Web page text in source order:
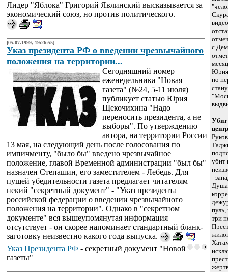
Лидер "Яблока" Григорий Явлинский высказывается за
экономический союз, но против политического.
[05.07.1999, 19:26:55]
Указ президента РФ о введении чрезвычайного
положения на территории...
Сегодняшний номер
еженедельника "Новая
газета" (№24, 5-11 июля)
публикует статью Юрия
Щекочихина "Надо
переносить президента, а не
выборы". По утверждению
автора, на территории России
13 мая, на следующий день после голосования по
импичменту, "было бы" введено чрезвычайное
положение, главой Временной администрации "был бы"
назначен Степашин, его заместителем - Лебедь. Для
пущей убедительности газета предлагает читателям
некий "секретный документ" - "Указ президента
российской федерации о введении чрезвычайного
положения на территории". Однако в "секретном
документе" вся вышеупомянутая информация
отсутствует - он скорее напоминает стандартный бланк-
заготовку неизвестно какого года выпуска.
Указ Президента РФ - секретный документ "Новой
газеты"
с
Юрия
по
Убит
убит
-
три